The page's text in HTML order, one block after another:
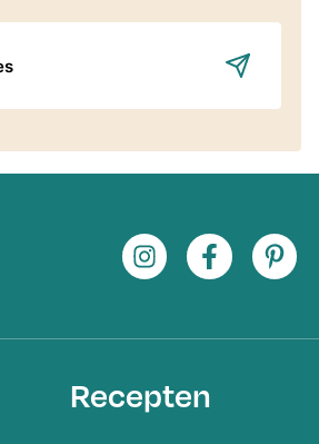
mailadres
Recepten